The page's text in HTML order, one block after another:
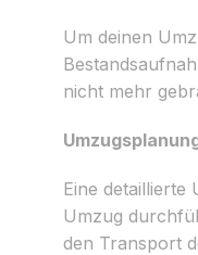
Um deinen
nicht mehr
Eine
Umzug
den Transport